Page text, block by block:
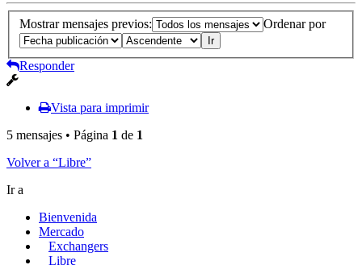
Mostrar mensajes previos: Ordenar por
Responder
Vista para imprimir
5 mensajes • Página 1 de 1
Volver a “Libre”
Ir a
Bienvenida
Mercado
Exchangers
Libre